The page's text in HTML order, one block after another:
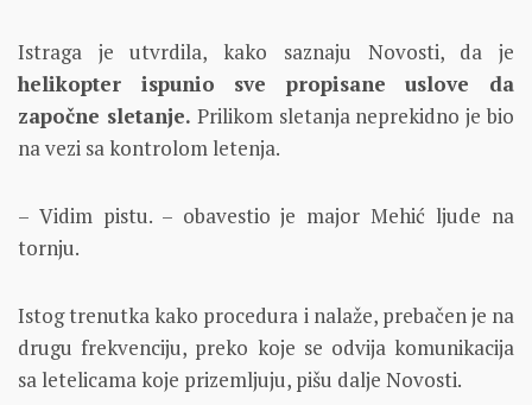
Istraga je utvrdila, kako saznaju Novosti, da je
helikopter ispunio sve propisane uslove da
započne sletanje. Prilikom sletanja neprekidno je bio
na vezi sa kontrolom letenja.
– Vidim pistu. – obavestio je major Mehić ljude na
tornju.
Istog trenutka kako procedura i nalaže, prebačen je na
drugu frekvenciju, preko koje se odvija komunikacija
sa letelicama koje prizemljuju, pišu dalje Novosti.